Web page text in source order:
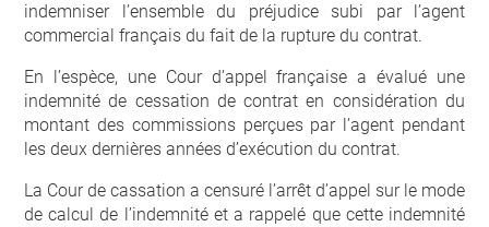
indemniser l’ensemble du préjudice subi par l’agent
commercial français du fait de la rupture du contrat.
En l’espèce, une Cour d’appel française a évalué une
indemnité de cessation de contrat en considération du
montant des commissions perçues par l’agent pendant
les deux dernières années d’exécution du contrat.
La Cour de cassation a censuré l’arrêt d’appel sur le mode
de calcul de l’indemnité et a rappelé que cette indemnité